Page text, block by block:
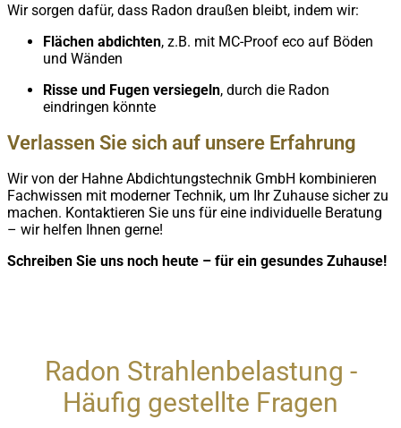
Wir sorgen dafür, dass Radon draußen bleibt, indem wir:
Flächen abdichten, z.B. mit MC-Proof eco auf Böden
und Wänden
Risse und Fugen versiegeln, durch die Radon
eindringen könnte
Verlassen Sie sich auf unsere Erfahrung
Wir von der Hahne Abdichtungstechnik GmbH kombinieren
Fachwissen mit moderner Technik, um Ihr Zuhause sicher zu
machen. Kontaktieren Sie uns für eine individuelle Beratung
– wir helfen Ihnen gerne!
Schreiben Sie uns noch heute – für ein gesundes Zuhause!
Radon Strahlenbelastung -
Häufig gestellte Fragen